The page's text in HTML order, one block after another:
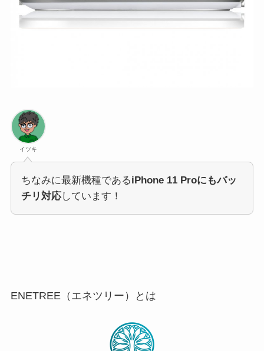
イツキ
ちなみに最新機種であるiPhone 11 Proにもバッ
チリ対応しています！
ENETREE（エネツリー）とは